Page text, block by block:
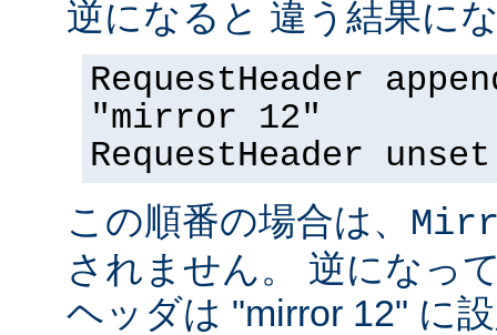
逆になると 違う結果に
RequestHeader
"mirror 12"
RequestHeader
この順番の場合は、
されません。 逆になっ
ヘッダは "mirror 12" に